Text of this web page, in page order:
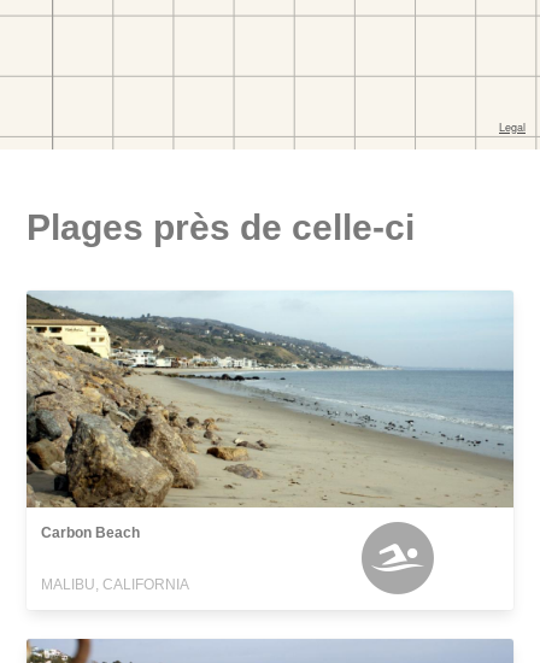
Plages près de celle-ci
Carbon Beach
MALIBU, CALIFORNIA